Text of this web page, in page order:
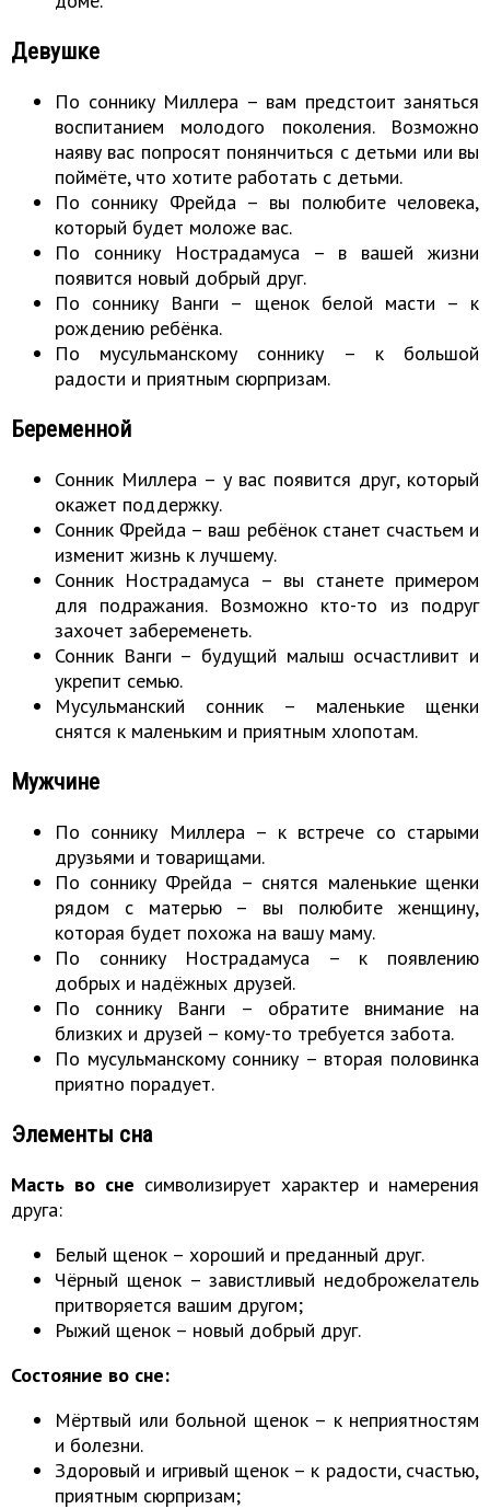
Девушке
По соннику Миллера – вам предстоит заняться
воспитанием молодого поколения. Возможно
наяву вас попросят понянчиться с детьми или вы
поймёте, что хотите работать с детьми.
По соннику Фрейда – вы полюбите человека,
который будет моложе вас.
По соннику Нострадамуса – в вашей жизни
появится новый добрый друг.
По соннику Ванги – щенок белой масти – к
рождению ребёнка.
По мусульманскому соннику – к большой
радости и приятным сюрпризам.
Беременной
Сонник Миллера – у вас появится друг, который
окажет поддержку.
Сонник Фрейда – ваш ребёнок станет счастьем и
изменит жизнь к лучшему.
Сонник Нострадамуса – вы станете примером
для подражания. Возможно кто-то из подруг
захочет забеременеть.
Сонник Ванги – будущий малыш осчастливит и
укрепит семью.
Мусульманский сонник – маленькие щенки
снятся к маленьким и приятным хлопотам.
Мужчине
По соннику Миллера – к встрече со старыми
друзьями и товарищами.
По соннику Фрейда – снятся маленькие щенки
рядом с матерью – вы полюбите женщину,
которая будет похожа на вашу маму.
По соннику Нострадамуса – к появлению
добрых и надёжных друзей.
По соннику Ванги – обратите внимание на
близких и друзей – кому-то требуется забота.
По мусульманскому соннику – вторая половинка
приятно порадует.
Элементы сна
Масть во сне символизирует характер и намерения
друга:
Белый щенок – хороший и преданный друг.
Чёрный щенок – завистливый недоброжелатель
притворяется вашим другом;
Рыжий щенок – новый добрый друг.
Состояние во сне:
Мёртвый или больной щенок – к неприятностям
и болезни.
Здоровый и игривый щенок – к радости, счастью,
приятным сюрпризам;